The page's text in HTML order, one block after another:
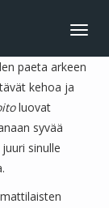
paeta arkeen
kehoa ja
luovat
syvää
sinulle